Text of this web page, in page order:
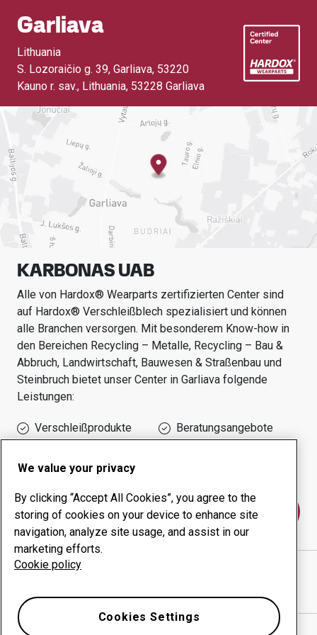
Garliava
Lithuania
S. Lozoraičio g. 39, Garliava, 53220
Kauno r. sav., Lithuania, 53228 Garliava
KARBONAS UAB
Alle von Hardox® Wearparts zertifizierten Center sind
auf Hardox® Verschleißblech spezialisiert und können
alle Branchen versorgen. Mit besonderem Know-how in
den Bereichen Recycling – Metalle, Recycling – Bau &
Abbruch, Landwirtschaft, Bauwesen & Straßenbau und
Steinbruch bietet unser Center in Garliava folgende
Leistungen:
Verschleißprodukte
Beratungsangebote
Betriebszeit
Kontakt
KARBONAS UAB
We value your privacy
By clicking “Accept All Cookies”, you agree to the
storing of cookies on your device to enhance site
navigation, analyze site usage, and assist in our
marketing efforts.
Cookie policy
Cookies Settings